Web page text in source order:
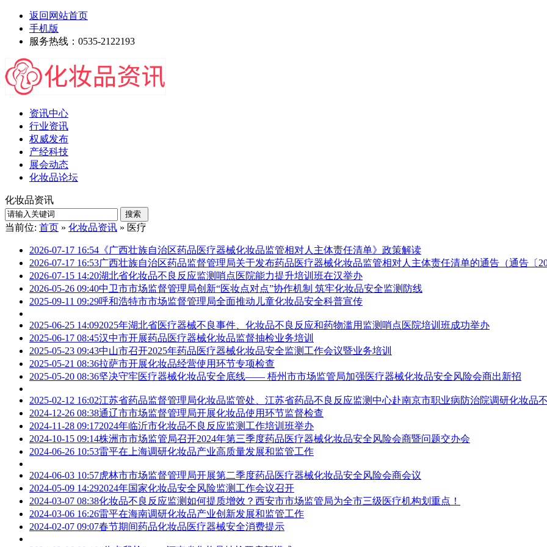
返回网站首页
手机版
服务热线：0535-2122193
资讯中心
行业资讯
权威发布
产经科技
展会动态
化妆品论坛
化妆品资讯
当前位: 首页 » 化妆品资讯 » 医疗
2026-07-17 16:54 《广西壮族自治区药品医疗器械化妆品监管相对人主体责任清单》政策解读
2026-07-17 16:53广西壮族自治区药品监督管理局关于发布药品医疗器械化妆品监管相对人主体责任清单的通告（通告〔
2026-07-15 14:20湖北省化妆品不良反应监测哨点医院能力提升培训班在汉举办
2026-05-26 09:40中卫市市场监督管理局创新“医妆点对点”协作机制 筑牢化妆品安全监测防线
2025-09-11 09:29呼和浩特市市场监督管理局全面推动儿童化妆品安全科普宣传
2025-06-25 14:092025年湖北省医疗器械不良事件、化妆品不良反应和药物滥用监测哨点医院培训班成功举办
2025-06-17 08:45汉中市开展药品医疗器械化妆品监督抽检业务培训
2025-05-23 09:43中山市召开2025年药品医疗器械化妆品安全监测工作会议暨业务培训
2025-05-21 08:36拉萨市开展化妆品经营使用环节专项检查
2025-05-20 08:36坚决守牢医疗器械化妆品安全底线—— 梧州市市场监管局加强医疗器械化妆品安全风险会商出新招
2025-02-12 16:02江苏省药品监督管理局化妆品监管处、江苏省药品不良反应监测中心赴南京市职业病防治院调研化妆品
2024-12-26 08:38通辽市市场监督管理局开展化妆品使用环节监督检查
2024-11-28 09:172024年临沂市化妆品不良反应监测工作培训班举办
2024-10-15 09:14株洲市市场监管局召开2024年第三季度药品医疗器械化妆品安全风险会商暨问题交办会
2024-06-26 10:53雷平在上海调研化妆品产业高质量发展和监管工作
2024-06-03 10:57虎林市市场监督管理局开展第二季度药品医疗器械化妆品安全风险会商会议
2024-05-09 14:292024年国家化妆品安全风险监测工作会议召开
2024-03-07 08:38化妆品不良反应监测如何提质增效？西安市市场监管局为全市三级医疗机构划重点！
2024-03-06 16:26雷平在海南调研化妆品产业创新发展和监管工作
2024-02-07 09:07春节期间药品化妆品医疗器械安全消费提示